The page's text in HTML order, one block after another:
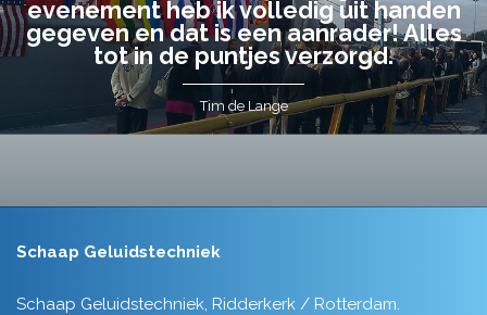
evenement heb ik volledig uit handen
gegeven en dat is een aanrader! Alles
tot in de puntjes verzorgd.
Tim de Lange
Schaap Geluidstechniek
Schaap Geluidstechniek, Ridderkerk / Rotterdam.